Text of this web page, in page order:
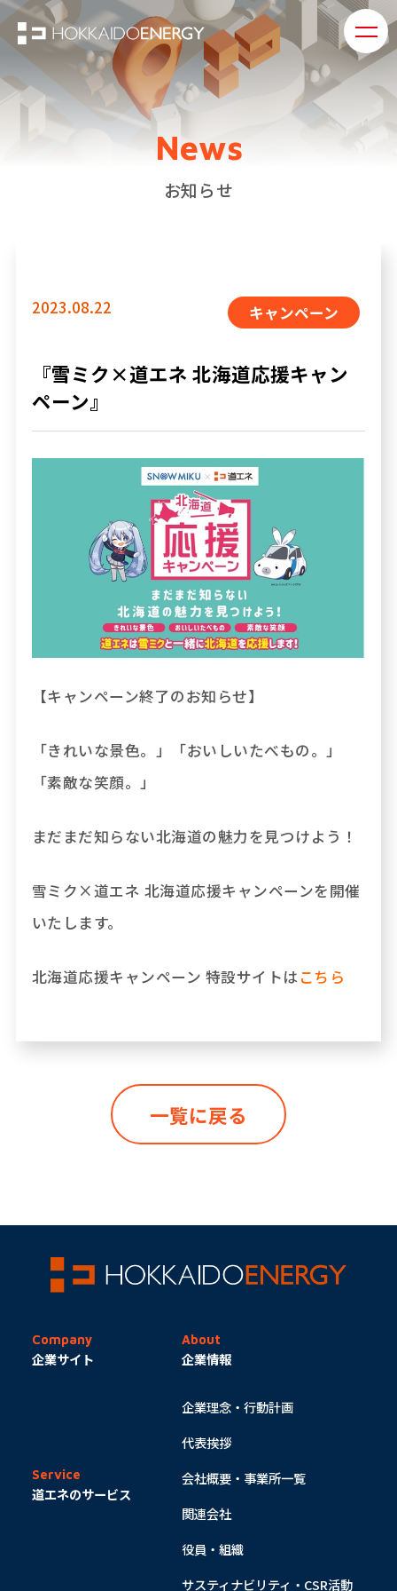
News
お知らせ
2023.08.22 キャンペーン
『雪ミク×道エネ 北海道応援キャン
ペーン』
【キャンペーン終了のお知らせ】
「きれいな景色。」「おいしいたべもの。」
「素敵な笑顔。」
まだまだ知らない北海道の魅力を見つけよう！
雪ミク×道エネ 北海道応援キャンペーンを開催
いたします。
北海道応援キャンペーン 特設サイトは こちら
一覧に戻る
企業サイト
道エネのサービス
企業情報
企業理念・行動計画
代表挨拶
会社概要・事業所一覧
関連会社
役員・組織
サスティナビリティ・CSR活動
総合TOP
企業サイト
企業情報
カスタマーハラスメントに対す
る方針
道エネのサービス
洗車
タイヤ
中古車販売
EVステーション
灯油申し込み
支払・ポイント
子育て応援
シェアサイクル
カーライフ 楽しむ･知る
エネとも